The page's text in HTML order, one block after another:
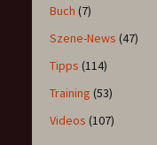
Buch (7)
Szene-News (47)
Tipps (114)
Training (53)
Videos (107)